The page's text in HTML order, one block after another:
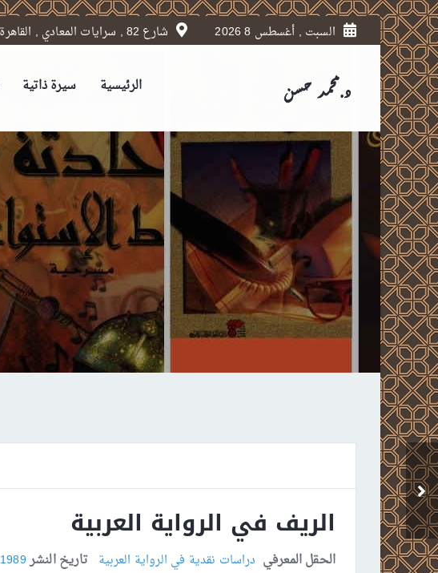
السبت , أغسطس 8 2026 شارع 82 , سرايات المعادي , القاهرة.
الرئيسية سيرة ذاتية
العربية
الريف في الرواية العربية
الحقل المعرفي دراسات نقدية في الرواية العربية تاريخ النشر1989